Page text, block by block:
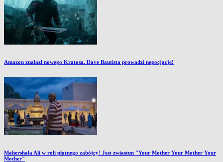
Amazon znalazł nowego Kratosa. Dave Bautista prowadzi negocjacje!
Mahershala Ali w roli płatnego zabójcy! Jest zwiastun "Your Mother Your Mother Your
Mother"